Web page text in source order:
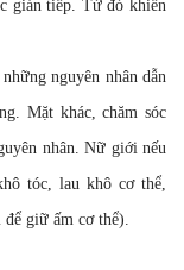
gián tiếp. Từ đó khiến
nguyên nhân dẫn
Mặt khác, chăm sóc
nhân. Nữ giới nếu
tóc, lau khô cơ thể,
giữ ấm cơ thể).